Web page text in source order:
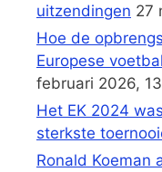
uitzendingen 27
Hoe de
Europese
februari 2026,
Het EK 2024
sterkste
Ronald Koeman